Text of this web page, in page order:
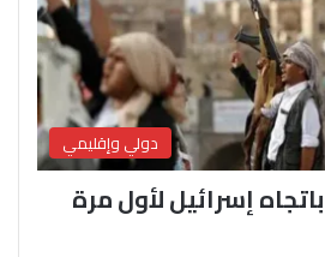
دولي وإقليمي
إسرائيل لأول مرة